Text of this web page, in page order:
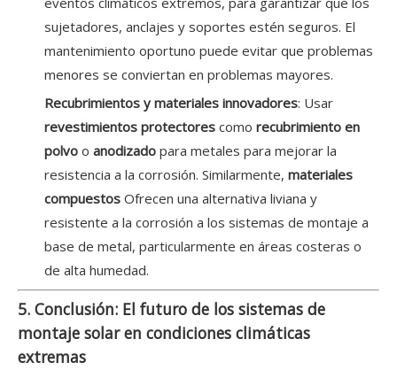
sujetadores, anclajes y soportes estén seguros. El
mantenimiento oportuno puede evitar que problemas
menores se conviertan en problemas mayores.
Recubrimientos y materiales innovadores: Usar
revestimientos protectores como recubrimiento en
polvo o anodizado para metales para mejorar la
resistencia a la corrosión. Similarmente, materiales
compuestos Ofrecen una alternativa liviana y
resistente a la corrosión a los sistemas de montaje a
base de metal, particularmente en áreas costeras o
de alta humedad.
5. Conclusión: El futuro de los sistemas de
montaje solar en condiciones climáticas
extremas